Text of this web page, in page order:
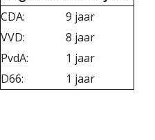
CDA:
9 jaar
VVD:
8 jaar
PvdA:
1 jaar
D66:
1 jaar